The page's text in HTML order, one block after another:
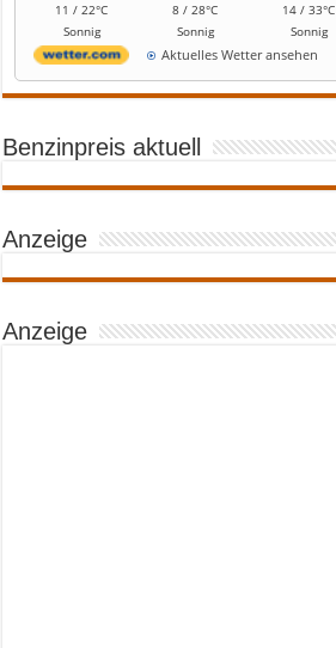
11 / 22°C
Sonnig
8 / 28°C
Sonnig
14 / 33°C
Sonnig
Aktuelles Wetter ansehen
Benzinpreis aktuell
Anzeige
Anzeige